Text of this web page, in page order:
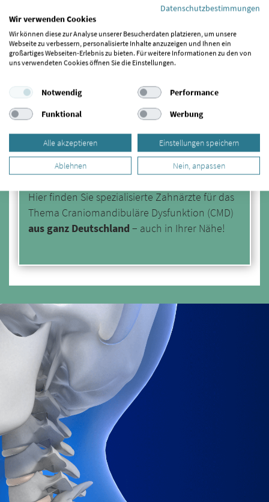
Geben Sie einfach eine Stadt oder Postleitzahl
ein.
Hier finden Sie spezialisierte Zahnärzte für das
Thema Craniomandibuläre Dysfunktion (CMD)
aus ganz Deutschland − auch in Ihrer Nähe!
Datenschutzbestimmungen
Wir verwenden Cookies
Wir können diese zur Analyse unserer Besucherdaten platzieren, um unsere
Webseite zu verbessern, personalisierte Inhalte anzuzeigen und Ihnen ein
großartiges Webseiten-Erlebnis zu bieten. Für weitere Informationen zu den von
uns verwendeten Cookies öffnen Sie die Einstellungen.
Notwendig
Performance
Funktional
Werbung
Alle akzeptieren Einstellungen speichern
Ablehnen Nein, anpassen